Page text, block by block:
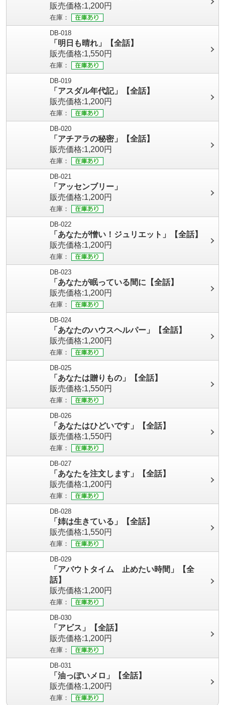
販売価格:1,200円
在庫：
DB-018
「明日も晴れ」【全話】
販売価格:1,550円
在庫：
DB-019
「アスダル年代記」【全話】
販売価格:1,200円
在庫：
DB-020
「アチアラの秘密」【全話】
販売価格:1,200円
在庫：
DB-021
「アッセンブリー」
販売価格:1,200円
在庫：
DB-022
「あなたが憎い！ジュリエット」【全話】
販売価格:1,200円
在庫：
DB-023
「あなたが眠っている間に【全話】
販売価格:1,200円
在庫：
DB-024
「あなたのハウスヘルパー」【全話】
販売価格:1,200円
在庫：
DB-025
「あなたは贈りもの」【全話】
販売価格:1,550円
在庫：
DB-026
「あなたはひどいです」【全話】
販売価格:1,550円
在庫：
DB-027
「あなたを注文します」【全話】
販売価格:1,200円
在庫：
DB-028
「姉は生きている」【全話】
販売価格:1,550円
在庫：
DB-029
「アバウトタイム 止めたい時間」【全
話】
販売価格:1,200円
在庫：
DB-030
「アビス」【全話】
販売価格:1,200円
在庫：
DB-031
「油っぽいメロ」【全話】
販売価格:1,200円
在庫：